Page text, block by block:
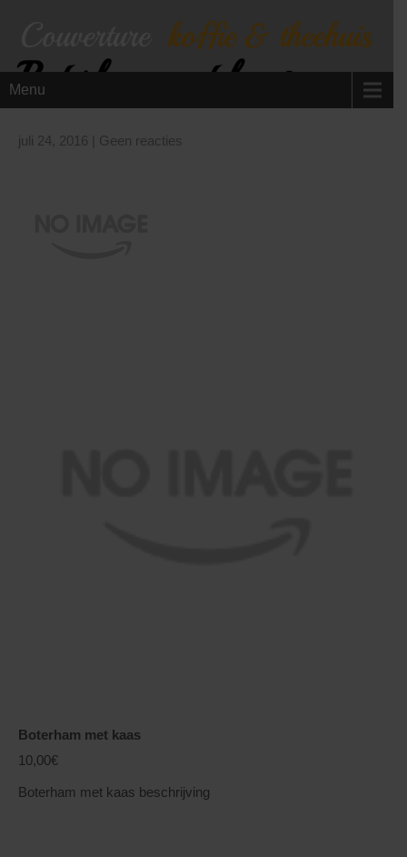
Menu
Boterham met kaas
juli 24, 2016 Geen reacties
Boterham met kaas
10,00€
Boterham met kaas beschrijving